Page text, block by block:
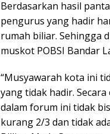
Berdasarkan hasil
pengurus yang hadir
rumah biliar. Sehingga
muskot POBSI Bandar
“Musyawarah kota ini
yang tidak hadir.
dalam forum ini tidak
kurang 2/3 dan tidak